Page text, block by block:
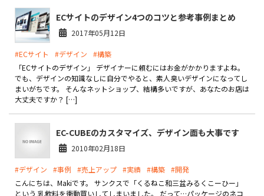
ショッピングモール型 EC
マルチテナント、マルチブランドなど
通販受注対応
ECと通販の連動を可能に
EC運用支援
継続的に結果を出し続けるECサイトへ
スクラッチ開発
ライセンス契約
内製化支援
補助金活用支援
ECサイトのデザイン4つのコツと参考事例まとめ
2017年05月12日
#ECサイト #デザイン
#構築
「ECサイトのデザイン」 デザイナーに頼むにはお金がかかりますよね。
でも、デザインの知識なしに自分でやると、素人臭いデザインになってし
まいがちです。 そんなネットショップ、結構多いですが、あなたのお店は
大丈夫ですか？ […]
EC-CUBEのカスタマイズ、デザイン面も大事です
2010年02月18日
#デザイン #事例 #売上アップ #実績 #構築 #開発
こんにちは、Makiです。 サンクスで「くるねこ和三盆みるくこーひー」
という 乳飲料を衝動買いしてしまいました。 だって…パッケージのネコ